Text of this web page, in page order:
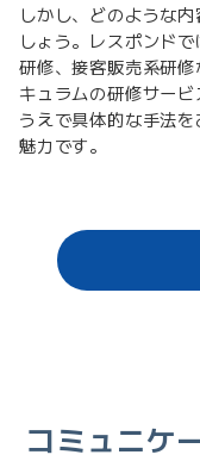
しかし、どのような
しょう。レスポンド
研修、接客販売系研
キュラムの研修サー
うえで具体的な手法
魅力です。
コミュニケ